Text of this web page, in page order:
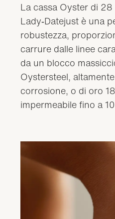
La cassa Oyster di 28
Lady‑Datejust è una
robustezza,
carrure dalle linee
da un blocco
Oystersteel,
corrosione, o di oro
impermeabile fino a